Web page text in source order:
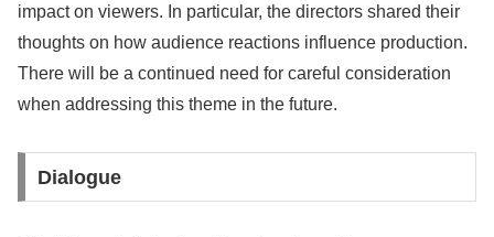
impact on viewers. In particular, the directors shared their
thoughts on how audience reactions influence production.
There will be a continued need for careful consideration
when addressing this theme in the future.
Dialogue